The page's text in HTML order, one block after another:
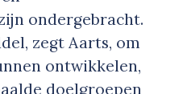
ondergebracht.
zegt Aarts, om
ontwikkelen,
doelgroepen